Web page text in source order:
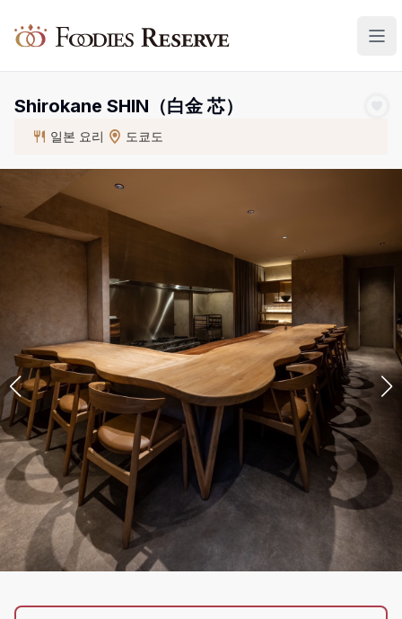
Foodies Reserve
Shirokane SHIN（白金 芯）
일본 요리 도쿄도